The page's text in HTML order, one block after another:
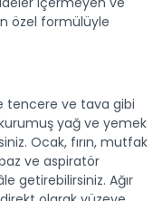
özel formülüyle
tencere ve tava gibi
yağ ve yemek
Ocak, fırın, mutfak
ve aspiratör
getirebilirsiniz. Ağır